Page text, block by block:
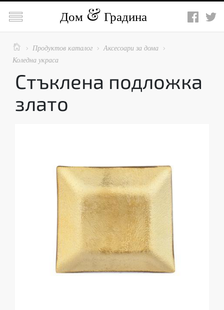
 Дом Градина
  Продуктов каталог  Аксесоари за дома 
Коледна украса
Стъклена подложка
злато